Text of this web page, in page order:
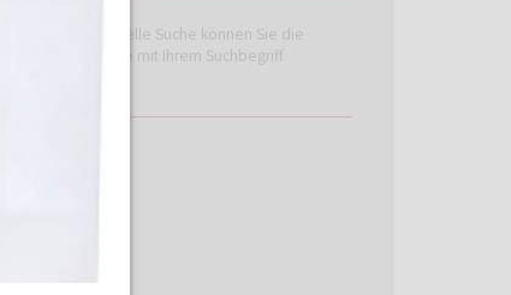
Über die inkrementelle Suche können Sie die
Anzeige auf Einträge mit Ihrem Suchbegriff